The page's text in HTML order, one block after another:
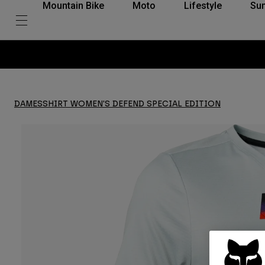
Mountain Bike Moto Lifestyle
DAMESSHIRT WOMEN'S DEFEND SPECIAL EDITION